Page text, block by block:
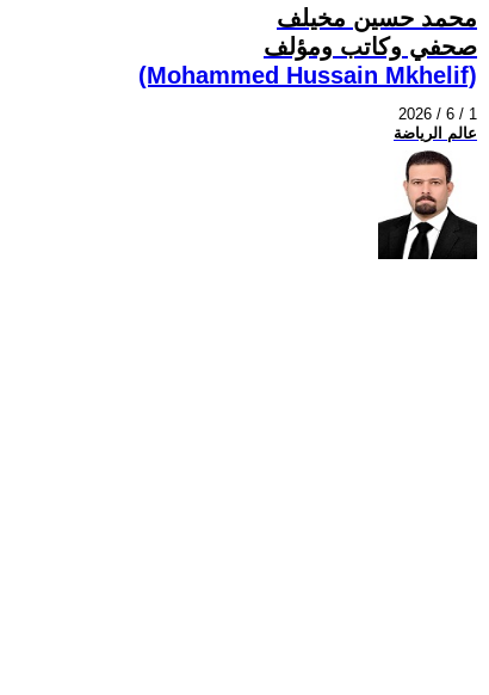
محمد حسين مخيلف
صحفي وكاتب ومؤلف
(Mohammed Hussain Mkhelif)
2026 / 6 / 1
عالم الرياضة